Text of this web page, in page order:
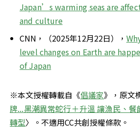
Japan’s warming seas are
and culture
CNN，（2025年12月22日），
level changes on Earth are
of Japan
※本文授權轉載自《倡議家》，原文
牌...黑潮異常蛇行＋升溫 讓漁民、
轉型〉。不適用CC共創授權條款。